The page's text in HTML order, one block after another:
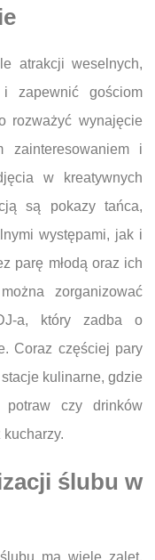
atrakcji weselnych,
zapewnić gościom
rozważyć wynajęcie
zainteresowaniem i
w kreatywnych
są pokazy tańca,
występami, jak i
parę młodą oraz ich
zorganizować
a, który zadba o
Coraz częściej pary
kulinarne, gdzie
potraw czy drinków
ślubu w